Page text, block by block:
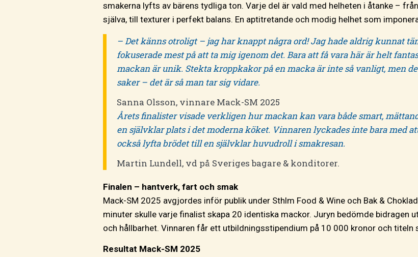
smakerna lyfts av bärens tydliga ton. Varje del är vald med helheten i åtanke –
själva, till texturer i perfekt balans. En aptitretande och modig helhet som
– Det känns otroligt – jag har knappt några ord! Jag hade aldrig kunnat
fokuserade mest på att ta mig igenom det. Bara att få vara här är helt
mackan är unik. Stekta kroppkakor på en macka är inte så vanligt, men
saker – det är så man tar sig vidare.
Sanna Olsson, vinnare Mack-SM 2025
Årets finalister visade verkligen hur mackan kan vara både smart,
en självklar plats i det moderna köket. Vinnaren lyckades inte bara med
också lyfta brödet till en självklar huvudroll i smakresan.
Martin Lundell, vd på Sveriges bagare & konditorer.
Finalen – hantverk, fart och smak
Mack-SM 2025 avgjordes inför publik under Sthlm Food & Wine och Bak &
minuter skulle varje finalist skapa 20 identiska mackor. Juryn bedömde bidragen
och hållbarhet. Vinnaren får ett utbildningsstipendium på 10 000 kronor och titeln
Resultat Mack-SM 2025